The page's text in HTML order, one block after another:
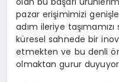
pazar erişimimizi
adım ileriye
küresel sahnede bir
etmekten ve bu denli
olmaktan gurur